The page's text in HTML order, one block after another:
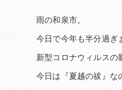
雨の和泉市。
今日で今年も半分過ぎ
新型コロナウィルスの
今日は『夏越の祓』な